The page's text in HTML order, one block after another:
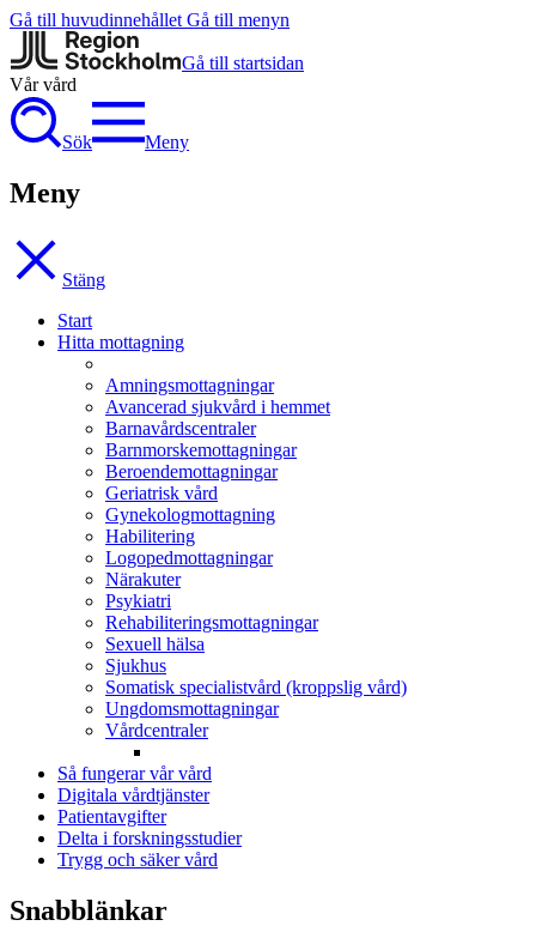
Gå till huvudinnehållet Gå till menyn
Gå till startsidan
Vår vård
Sök Meny
Meny
Stäng
Start
Hitta mottagning
Amningsmottagningar
Avancerad sjukvård i hemmet
Barnavårdscentraler
Barnmorskemottagningar
Beroendemottagningar
Geriatrisk vård
Gynekologmottagning
Habilitering
Logopedmottagningar
Närakuter
Psykiatri
Rehabiliteringsmottagningar
Sexuell hälsa
Sjukhus
Somatisk specialistvård (kroppslig vård)
Ungdomsmottagningar
Vårdcentraler
Så fungerar vår vård
Digitala vårdtjänster
Patientavgifter
Delta i forskningsstudier
Trygg och säker vård
Snabblänkar